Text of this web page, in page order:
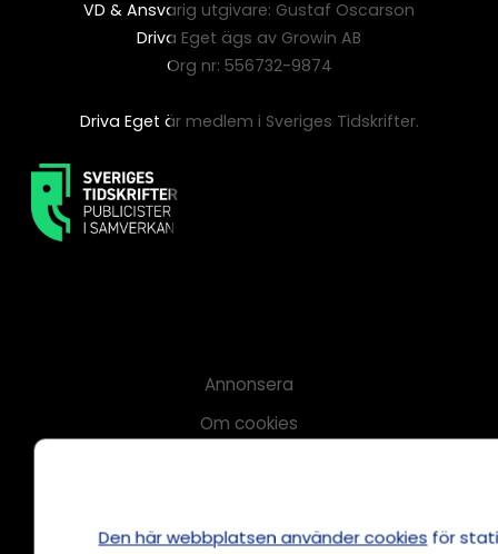
VD & Ansvarig utgivare: Gustaf Oscarson
Driva Eget ägs av Growin AB
Org nr: 556732-9874
Driva Eget är medlem i Sveriges Tidskrifter.
Annonsera
Om cookies
Annonspolicy
Den här webbplatsen använder cookies för